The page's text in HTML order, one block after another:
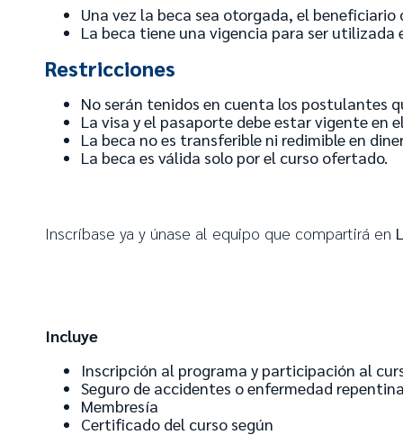
Una vez la beca sea otorgada, el
La beca tiene una vigencia para ser utilizada
Restricciones
No serán tenidos en cuenta los postulantes
La visa y el pasaporte debe estar vigente en
La beca no es transferible ni redimible en
La beca es válida solo por el curso ofertado.
Inscríbase ya y únase al equipo que compartirá en
Incluye
Inscripción al programa y participación al
Seguro de accidentes o enfermedad
Membresía
Certificado del curso según